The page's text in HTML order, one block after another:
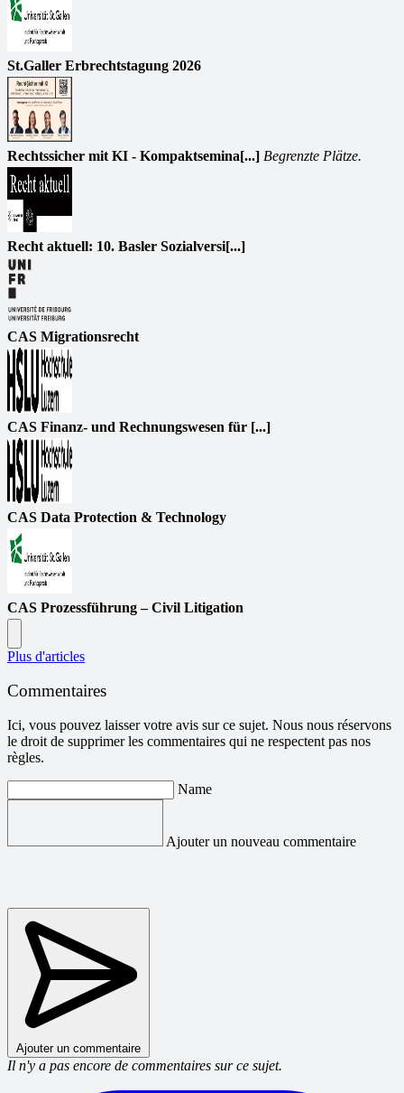
St.Galler Erbrechtstagung 2026
Rechtssicher mit KI - Kompaktsemina[...] Begrenzte Plätze.
Recht aktuell: 10. Basler Sozialversi[...]
CAS Migrationsrecht
CAS Finanz- und Rechnungswesen für [...]
CAS Data Protection & Technology
CAS Prozessführung – Civil Litigation
Plus d'articles
Commentaires
Ici, vous pouvez laisser votre avis sur ce sujet. Nous nous réservons
le droit de supprimer les commentaires qui ne respectent pas nos
règles.
Name
Ajouter un nouveau commentaire
Ajouter un commentaire
Il n'y a pas encore de commentaires sur ce sujet.